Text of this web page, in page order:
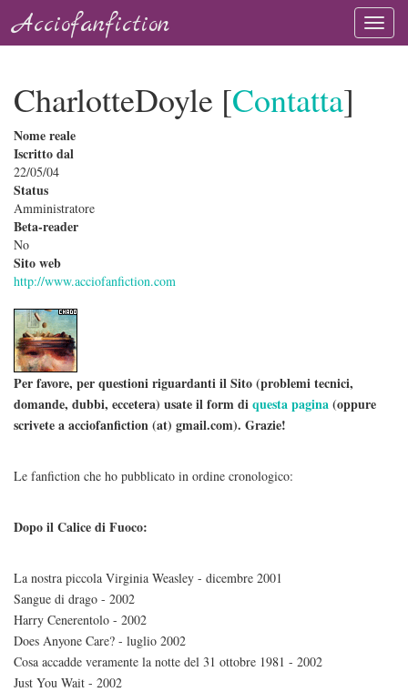
Acciofanfiction
CharlotteDoyle [Contatta]
Nome reale
Iscritto dal
22/05/04
Status
Amministratore
Beta-reader
No
Sito web
http://www.acciofanfiction.com
Per favore, per questioni riguardanti il Sito (problemi tecnici,
domande, dubbi, eccetera) usate il form diquesta pagina(oppure
scrivete a acciofanfiction (at) gmail.com). Grazie!
Le fanfiction che ho pubblicato in ordine cronologico:
Dopo il Calice di Fuoco:
La nostra piccola Virginia Weasley - dicembre 2001
Sangue di drago - 2002
Harry Cenerentolo - 2002
Does Anyone Care? - luglio 2002
Cosa accadde veramente la notte del 31 ottobre 1981 - 2002
Just You Wait - 2002